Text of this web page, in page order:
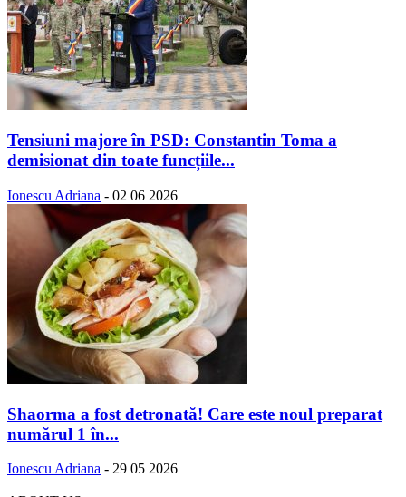
Tensiuni majore în PSD: Constantin Toma a
demisionat din toate funcțiile...
Ionescu Adriana - 02 06 2026
Shaorma a fost detronată! Care este noul preparat
numărul 1 în...
Ionescu Adriana - 29 05 2026